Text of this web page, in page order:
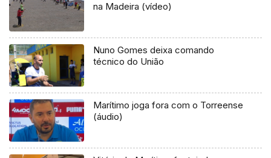
na Madeira (vídeo)
Nuno Gomes deixa comando
técnico do União
Marítimo joga fora com o Torreense
(áudio)